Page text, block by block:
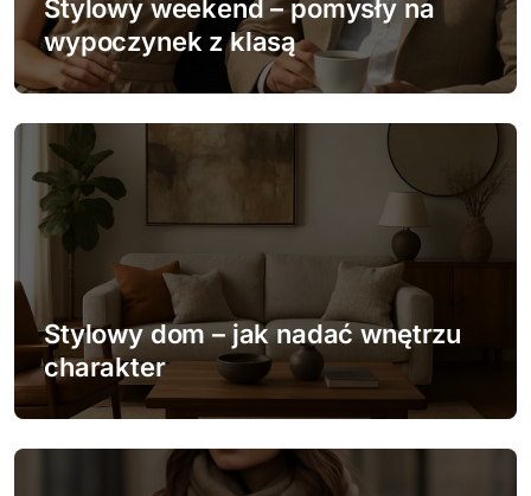
w
p
i
Stylowy weekend – pomysły na
wypoczynek z klasą
Stylowy dom – jak nadać wnętrzu
charakter